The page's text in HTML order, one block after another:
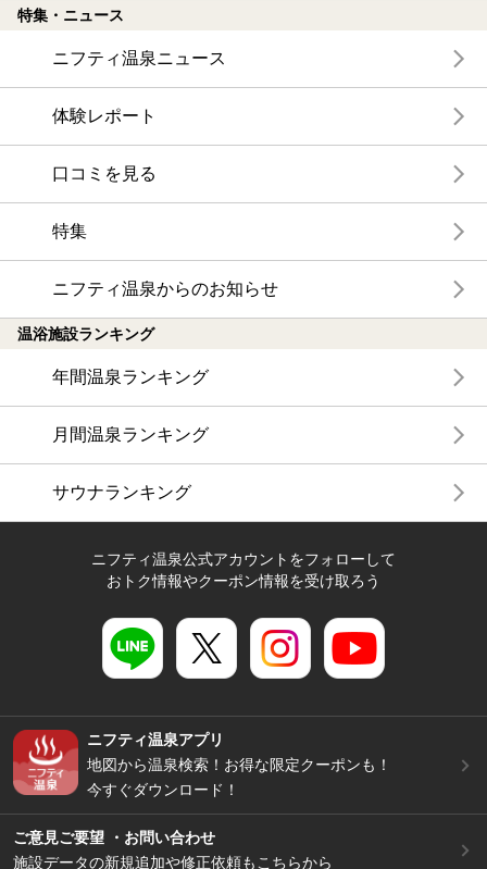
特集・ニュース
ニフティ温泉ニュース
体験レポート
口コミを見る
特集
ニフティ温泉からのお知らせ
温浴施設ランキング
年間温泉ランキング
月間温泉ランキング
サウナランキング
ニフティ温泉公式アカウントをフォローして
おトク情報やクーポン情報を受け取ろう
ニフティ温泉アプリ
地図から温泉検索！お得な限定クーポンも！
今すぐダウンロード！
ご意見ご要望 ・お問い合わせ
施設データの新規追加や修正依頼もこちらから